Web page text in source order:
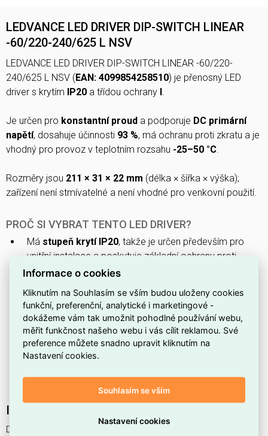
LEDVANCE LED DRIVER DIP-SWITCH LINEAR
-60/220-240/625 L NSV
LEDVANCE LED DRIVER DIP-SWITCH LINEAR -60/220-
240/625 L NSV ( EAN: 4099854258510) je přenosný LED
driver s krytím
IP20 a třídou ochrany .
Je určen pro konstantní proud a podporuje DC primární
napětí, dosahuje účinnosti 93 %, má ochranu proti zkratu a je
vhodný pro provoz v teplotním rozsahu -25–50 °C.
Rozměry jsou 211 × 31 × 22 mm (délka × šířka × výška);
zařízení není stmívatelné a není vhodné pro venkovní použití.
PROČ SI VYBRAT TENTO LED DRIVER?
Má stupeň krytí IP20, takže je určen především pro
vnitřní instalace a poskytuje základní ochranu proti
dotyku a vniknutí pevných částic.
Nabízípřenosné provedení, které usnadňuje
manipulaci, přenášení a rychlou montáž.
Jenestmívatelný, tedy neumožňuje regulaci jasu
pomocí stmívače.
Jenevhodný pro venkovní použití
DR DS-P-60/220-240/625 L NSV LEDV
Informace o cookies
Kliknutím na Souhlasím se vším budou uloženy cookies
funkční, preferenční, analytické i marketingové -
dokážeme vám tak umožnit pohodlné používání webu,
měřit funkčnost našeho webu i vás cílit reklamou. Své
preference můžete snadno upravit kliknutím na
Nastavení cookies.
Souhlasím se vším
Nastavení cookies